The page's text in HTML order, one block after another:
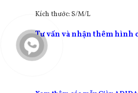
Kích thước: S/M/L
Tư vấn và nhận thêm hình